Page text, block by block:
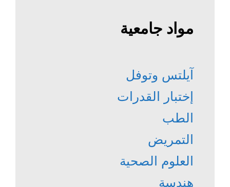
مواد جامعية
آيلتس وتوفل
إختبار القدرات
الطب
التمريض
العلوم الصحية
هندسة